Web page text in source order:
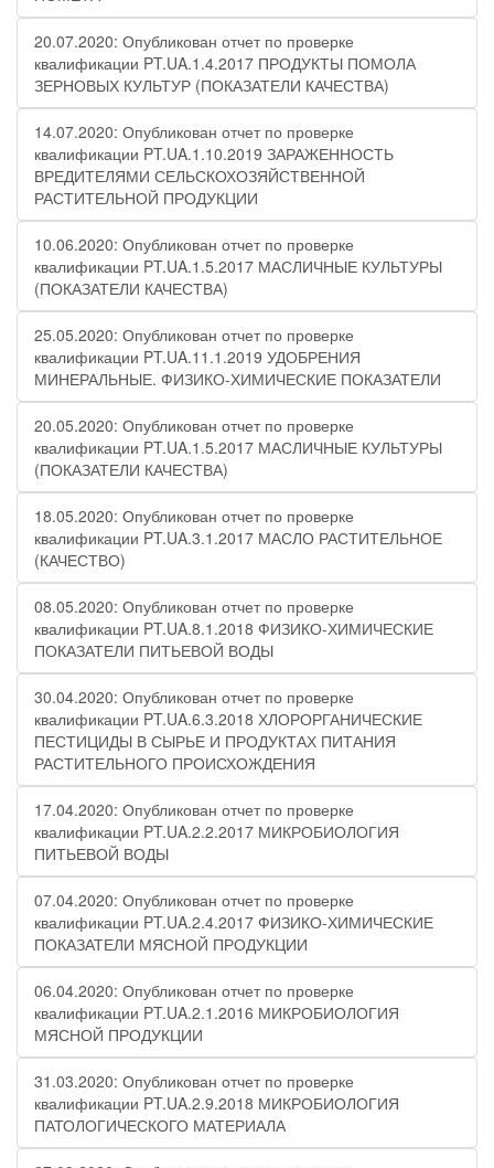
20.07.2020: Опубликован отчет по проверке
квалификации PT.UA.1.4.2017 ПРОДУКТЫ ПОМОЛА
ЗЕРНОВЫХ КУЛЬТУР (ПОКАЗАТЕЛИ КАЧЕСТВА)
14.07.2020: Опубликован отчет по проверке
квалификации PT.UA.1.10.2019 ЗАРАЖЕННОСТЬ
ВРЕДИТЕЛЯМИ СЕЛЬСКОХОЗЯЙСТВЕННОЙ
РАСТИТЕЛЬНОЙ ПРОДУКЦИИ
10.06.2020: Опубликован отчет по проверке
квалификации PT.UA.1.5.2017 МАСЛИЧНЫЕ КУЛЬТУРЫ
(ПОКАЗАТЕЛИ КАЧЕСТВА)
25.05.2020: Опубликован отчет по проверке
квалификации PT.UA.11.1.2019 УДОБРЕНИЯ
МИНЕРАЛЬНЫЕ. ФИЗИКО-ХИМИЧЕСКИЕ ПОКАЗАТЕЛИ
20.05.2020: Опубликован отчет по проверке
квалификации PT.UA.1.5.2017 МАСЛИЧНЫЕ КУЛЬТУРЫ
(ПОКАЗАТЕЛИ КАЧЕСТВА)
18.05.2020: Опубликован отчет по проверке
квалификации PT.UA.3.1.2017 МАСЛО РАСТИТЕЛЬНОЕ
(КАЧЕСТВО)
08.05.2020: Опубликован отчет по проверке
квалификации PT.UA.8.1.2018 ФИЗИКО-ХИМИЧЕСКИЕ
ПОКАЗАТЕЛИ ПИТЬЕВОЙ ВОДЫ
30.04.2020: Опубликован отчет по проверке
квалификации PT.UA.6.3.2018 ХЛОРОРГАНИЧЕСКИЕ
ПЕСТИЦИДЫ В СЫРЬЕ И ПРОДУКТАХ ПИТАНИЯ
РАСТИТЕЛЬНОГО ПРОИСХОЖДЕНИЯ
17.04.2020: Опубликован отчет по проверке
квалификации PT.UA.2.2.2017 МИКРОБИОЛОГИЯ
ПИТЬЕВОЙ ВОДЫ
07.04.2020: Опубликован отчет по проверке
квалификации PT.UA.2.4.2017 ФИЗИКО-ХИМИЧЕСКИЕ
ПОКАЗАТЕЛИ МЯСНОЙ ПРОДУКЦИИ
06.04.2020: Опубликован отчет по проверке
квалификации PT.UA.2.1.2016 МИКРОБИОЛОГИЯ
МЯСНОЙ ПРОДУКЦИИ
31.03.2020: Опубликован отчет по проверке
квалификации PT.UA.2.9.2018 МИКРОБИОЛОГИЯ
ПАТОЛОГИЧЕСКОГО МАТЕРИАЛА